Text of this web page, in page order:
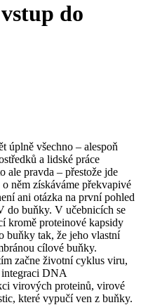
do
úplně všechno – alespoň
a lidské práce
ale pravda – přestože jde
něm získáváme překvapivé
ani otázka na první pohled
do buňky. V učebnicích se
kromě proteinové kapsidy
buňky tak, že jeho vlastní
cílové buňky.
začne životní cyklus viru,
DNA
virových proteinů, virové
které vypučí ven z buňky.